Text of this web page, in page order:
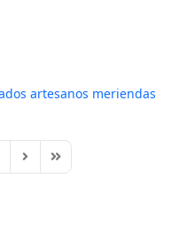
artesanos meriendas
Next PageLast Page